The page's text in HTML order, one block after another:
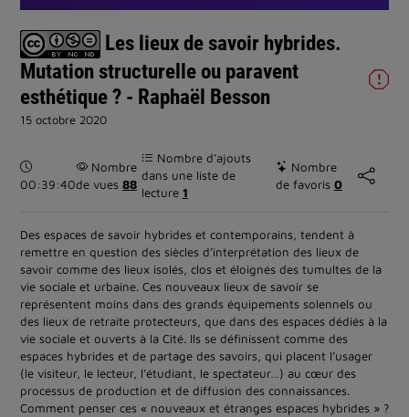
vidéo
Les lieux de savoir hybrides.
Mutation structurelle ou paravent
esthétique ? - Raphaël Besson
15 octobre 2020
Durée :
00:39:40
Nombre
de vues 88
Nombre d’ajouts
dans une liste de
lecture 1
Nombre
de favoris 0
Des espaces de savoir hybrides et contemporains, tendent à
remettre en question des siècles d’interprétation des lieux de
savoir comme des lieux isolés, clos et éloignés des tumultes de la
vie sociale et urbaine. Ces nouveaux lieux de savoir se
représentent moins dans des grands équipements solennels ou
des lieux de retraite protecteurs, que dans des espaces dédiés à la
vie sociale et ouverts à la Cité. Ils se définissent comme des
espaces hybrides et de partage des savoirs, qui placent l’usager
(le visiteur, le lecteur, l’étudiant, le spectateur…) au cœur des
processus de production et de diffusion des connaissances.
Comment penser ces « nouveaux et étranges espaces hybrides » ?